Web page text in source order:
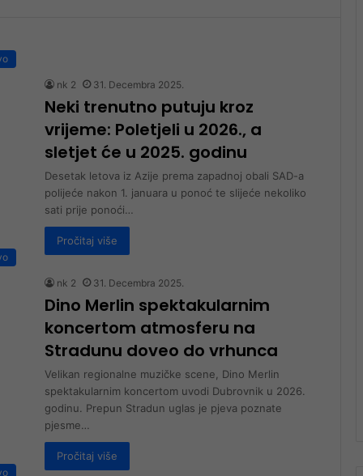
nk 2 31. Decembra 2025.
Neki trenutno putuju kroz
vrijeme: Poletjeli u 2026., a
sletjet će u 2025. godinu
Desetak letova iz Azije prema zapadnoj obali SAD-a
polijeće nakon 1. januara u ponoć te slijeće nekoliko
sati prije ponoći…
Pročitaj više
nk 2 31. Decembra 2025.
Dino Merlin spektakularnim
koncertom atmosferu na
Stradunu doveo do vrhunca
Velikan regionalne muzičke scene, Dino Merlin
spektakularnim koncertom uvodi Dubrovnik u 2026.
godinu. Prepun Stradun uglas je pjeva poznate
pjesme…
Pročitaj više